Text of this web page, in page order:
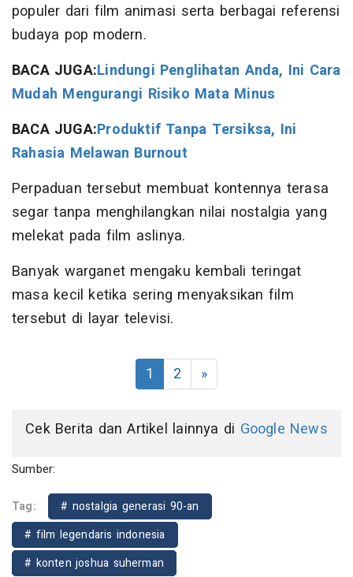
populer dari film animasi serta berbagai referensi
budaya pop modern.
BACA JUGA:Lindungi Penglihatan Anda, Ini Cara
Mudah Mengurangi Risiko Mata Minus
BACA JUGA:Produktif Tanpa Tersiksa, Ini
Rahasia Melawan Burnout
Perpaduan tersebut membuat kontennya terasa
segar tanpa menghilangkan nilai nostalgia yang
melekat pada film aslinya.
Banyak warganet mengaku kembali teringat
masa kecil ketika sering menyaksikan film
tersebut di layar televisi.
1 2 »
Cek Berita dan Artikel lainnya di Google News
Sumber:
Tag:
# nostalgia generasi 90-an
# film legendaris indonesia
# konten joshua suherman